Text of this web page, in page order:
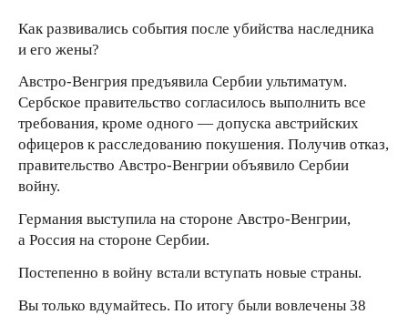
Как развивались события после убийства наследника
и его жены?
Австро-Венгрия предъявила Сербии ультиматум.
Сербское правительство согласилось выполнить все
требования, кроме одного — допуска австрийских
офицеров к расследованию покушения. Получив отказ,
правительство Австро-Венгрии объявило Сербии
войну.
Германия выступила на стороне Австро-Венгрии,
а Россия на стороне Сербии.
Постепенно в войну встали вступать новые страны.
Вы только вдумайтесь. По итогу были вовлечены 38